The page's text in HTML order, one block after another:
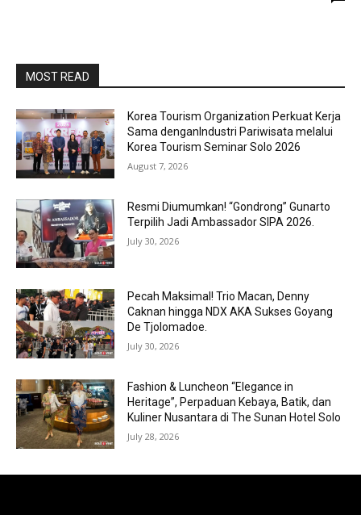
MOST READ
Korea Tourism Organization Perkuat Kerja
Sama denganIndustri Pariwisata melalui
Korea Tourism Seminar Solo 2026
August 7, 2026
Resmi Diumumkan! “Gondrong” Gunarto
Terpilih Jadi Ambassador SIPA 2026.
July 30, 2026
Pecah Maksimal! Trio Macan, Denny
Caknan hingga NDX AKA Sukses Goyang
De Tjolomadoe.
July 30, 2026
Fashion & Luncheon “Elegance in
Heritage”, Perpaduan Kebaya, Batik, dan
Kuliner Nusantara di The Sunan Hotel Solo
July 28, 2026